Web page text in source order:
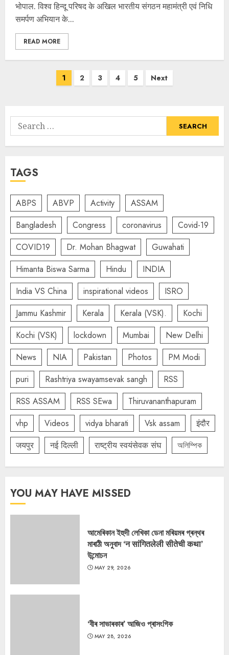
भोपाल. विश्व हिन्दू परिषद के अखिल भारतीय संगठन महामंत्री एवं निधि
समर्पण अभियान के...
READ MORE
1 2 3 4 5 Next
Search
for:
TAGS
ABPS ABVP Activity
ASSAM
Bangladesh
Congress coronavirus
Covid-19
COVID19
Dr. Mohan Bhagwat
Guwahati
Himanta Biswa Sarma
Hindu
INDIA
India VS China
inspirational videos
ISRO
Jammu Kashmir
Kerala Kerala (VSK).
Kochi
Kochi (VSK)
lockdown Mumbai
New Delhi
News
NIA Pakistan Photos
PM Modi
puri
Rashtriya swayamsevak sangh
RSS
RSS ASSAM
RSS SEwa
Thiruvananthapuram
vhp
Videos vidya bharati Vsk assam
इंदौर
जयपुर
नई दिल्ली राष्ट्रीय स्वयंसेवक संघ অলিম্পিক
YOU MAY HAVE MISSED
আমেৰিকান ইহুদী লেখিকা ডেনা মৰিয়মৰ গ্ৰন্থৰ
মাৰাঠী অনুবাদ ‘न सांगितलेली सीतेची कथा’
উন্মোচন
MAY 29, 2026
‘বীৰ সাভাৰকাৰ’ আজিও প্ৰাসংগিক
MAY 28, 2026